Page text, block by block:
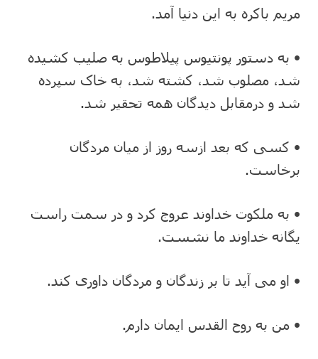
مریم باکره به این دنیا آمد.
• به دستور پونتیوس پیلاطوس به صلیب کشیده
شد، مصلوب شد، کشته شد، به خاک سپرده
شد و درمقابل دیدگان همه تحقیر شد.
• کسی که بعد ازسه روز از میان مردگان
برخاست.
• به ملکوت خداوند عروج کرد و در سمت راست
یگانه خداوند ما نشست.
• او می آید تا بر زندگان و مردگان داوری کند.
• من به روح القدس ایمان دارم.